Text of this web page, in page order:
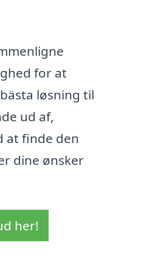
for at
løsning til
ud af,
at finde den
dine ønsker
her!